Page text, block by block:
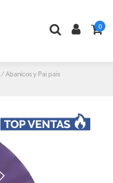
0
Abanicos y Pai pais